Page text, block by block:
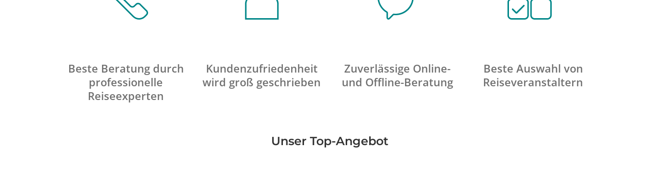
Beste Beratung durch
professionelle
Reiseexperten
Kundenzufriedenheit
wird groß geschrieben
Zuverlässige Online-
und Offline-Beratung
Beste Auswahl von
Reiseveranstaltern
Unser Top-Angebot